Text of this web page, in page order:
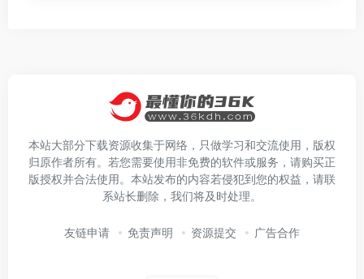
本站大部分下载资源收集于网络，只做学习和交流使用，版权
归原作者所有。若您需要使用非免费的软件或服务，请购买正
版授权并合法使用。本站发布的内容若侵犯到您的权益，请联
系站长删除，我们将及时处理。
友链申请 免责声明 资源提交 广告合作